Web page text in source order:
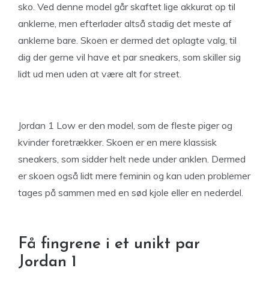
sko. Ved denne model går skaftet lige akkurat op til
anklerne, men efterlader altså stadig det meste af
anklerne bare. Skoen er dermed det oplagte valg, til
dig der gerne vil have et par sneakers, som skiller sig
lidt ud men uden at være alt for street.
Jordan 1 Low er den model, som de fleste piger og
kvinder foretrækker. Skoen er en mere klassisk
sneakers, som sidder helt nede under anklen. Dermed
er skoen også lidt mere feminin og kan uden problemer
tages på sammen med en sød kjole eller en nederdel.
Få fingrene i et unikt par
Jordan 1